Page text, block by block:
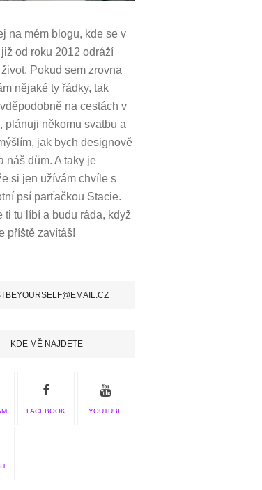
na mém blogu, kde se v
od roku 2012 odráží
Pokud sem zrovna
nějaké ty řádky, tak
na cestách v
plánuji někomu svatbu a
jak bych designově
náš dům.A taky je
si jen užívám chvíle s
psí parťačkou Stacie.
ti tu líbí a budu ráda, když
příště zavítáš!
KDE MĚ NAJDETE
FACEBOOK YOUTUBE